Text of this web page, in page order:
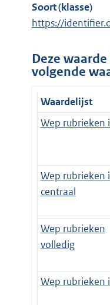
Soort (klasse)
https://
Deze
volgende
Waardelijst
Wep rubrieken
Wep rubrieken
centraal
Wep rubrieken
volledig
Wep rubrieken